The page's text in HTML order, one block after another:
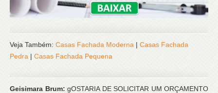
Veja Também: Casas Fachada Moderna | Casas Fachada
Pedra | Casas Fachada Pequena
Geisimara Brum: gOSTARIA DE SOLICITAR UM ORÇAMENTO